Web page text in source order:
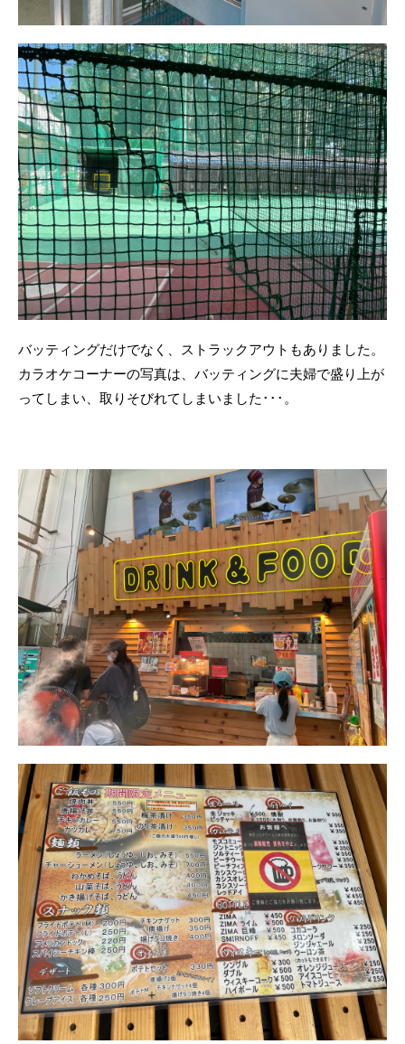
バッティングだけでなく、ストラックアウトもありました。
カラオケコーナーの写真は、バッティングに夫婦で盛り上が
ってしまい、取りそびれてしまいました･･･。